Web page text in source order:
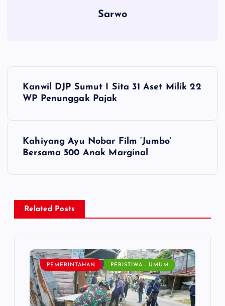
Sarwo
a
v
Kanwil DJP Sumut I Sita 31 Aset Milik 22
WP Penunggak Pajak
Kahiyang Ayu Nobar Film ‘Jumbo’
Bersama 500 Anak Marginal
Related Posts
PEMERINTAHAN PERISTIWA - UMUM